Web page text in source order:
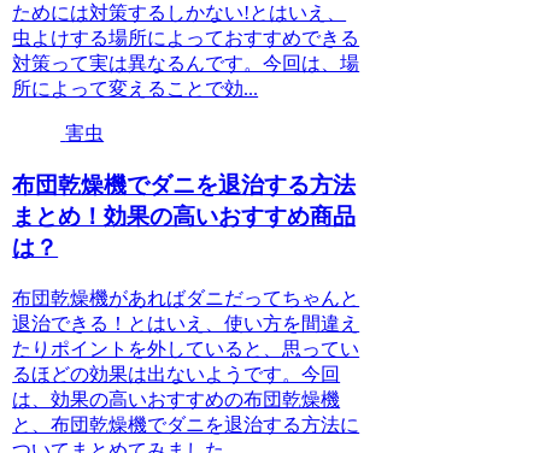
ためには対策するしかない!とはいえ、
虫よけする場所によっておすすめできる
対策って実は異なるんです。今回は、場
所によって変えることで効...
害虫
布団乾燥機でダニを退治する方法
まとめ！効果の高いおすすめ商品
は？
布団乾燥機があればダニだってちゃんと
退治できる！とはいえ、使い方を間違え
たりポイントを外していると、思ってい
るほどの効果は出ないようです。今回
は、効果の高いおすすめの布団乾燥機
と、布団乾燥機でダニを退治する方法に